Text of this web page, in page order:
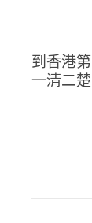
到香港
一清二